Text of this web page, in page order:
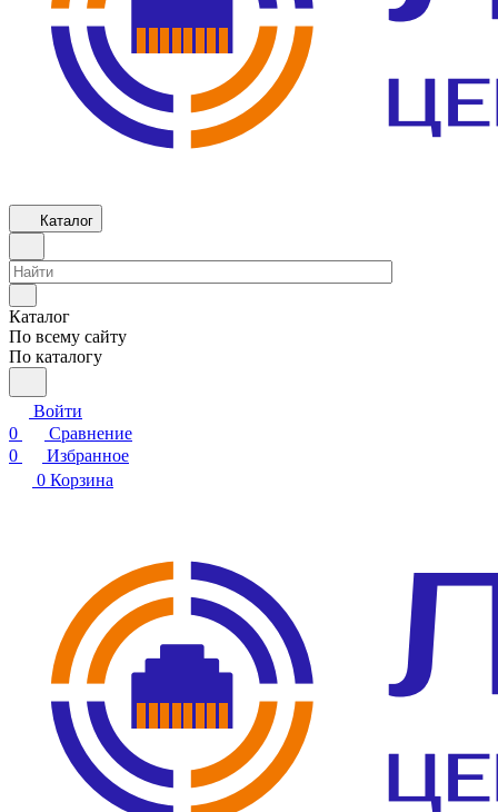
Каталог
Каталог
По всему сайту
По каталогу
Войти
0
Сравнение
0
Избранное
0 Корзина